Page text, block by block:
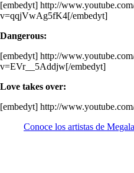
[embedyt] http://
v=qqjVwAg5fK4[/embedyt]
Dangerous:
[embedyt] http://
v=EVr__5Addjw[/embedyt]
Love takes over:
[embedyt] http://
Conoce los artistas de